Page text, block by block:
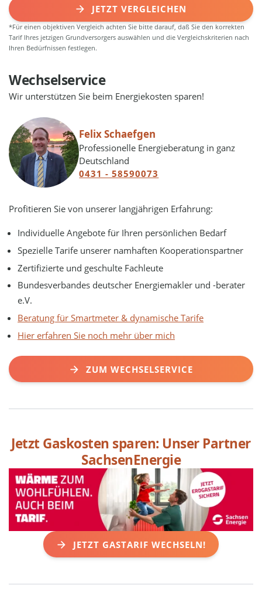
JETZT VERGLEICHEN
*Für einen objektiven Vergleich achten Sie bitte darauf, daß Sie den korrekten
Tarif Ihres jetzigen Grundversorgers auswählen und die Vergleichskriterien nach
Ihren Bedürfnissen festlegen.
Wechselservice
Wir unterstützen Sie beim Energiekosten sparen!
Felix Schaefgen
Professionelle Energieberatung in ganz
Deutschland
0431 - 58590073
Profitieren Sie von unserer langjährigen Erfahrung:
Individuelle Angebote für Ihren persönlichen Bedarf
Spezielle Tarife unserer namhaften Kooperationspartner
Zertifizierte und geschulte Fachleute
Bundesverbandes deutscher Energiemakler und -berater
e.V.
Beratung für Smartmeter & dynamische Tarife
Hier erfahren Sie noch mehr über mich
ZUM WECHSELSERVICE
Jetzt Gaskosten sparen: Unser Partner
SachsenEnergie
JETZT GASTARIF WECHSELN!